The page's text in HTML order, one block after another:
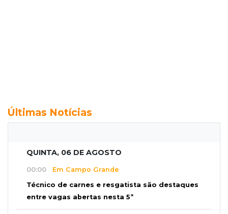
Últimas Notícias
QUINTA, 06 DE AGOSTO
00:00 Em Campo Grande
Técnico de carnes e resgatista são destaques
entre vagas abertas nesta 5ª